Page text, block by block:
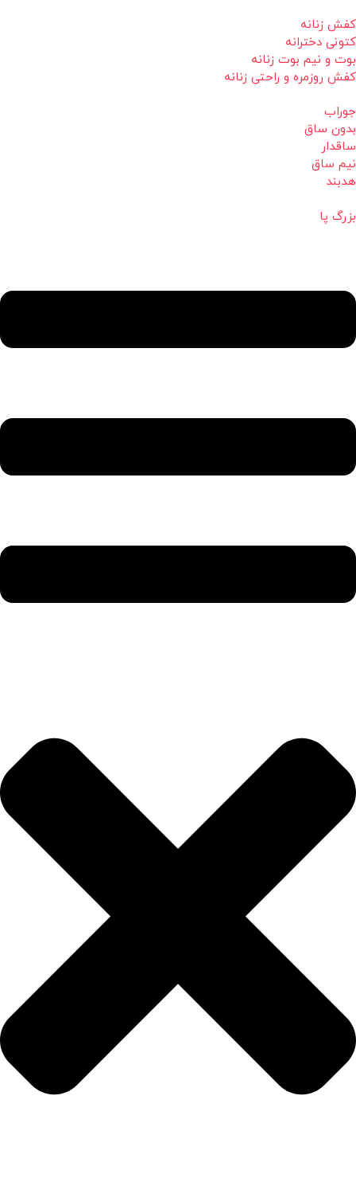
کفش زنانه
کتونی دخترانه
بوت و نیم بوت زنانه
کفش روزمره و راحتی زنانه
جوراب
بدون ساق
ساقدار
نیم ساق
هدبند
بزرگ پا